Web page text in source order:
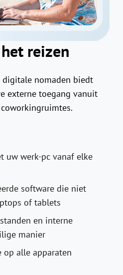
reizen
digitale nomaden biedt
externe toegang vanuit
uw werk-pc vanaf elke
software die niet
of tablets
en interne
manier
op alle apparaten